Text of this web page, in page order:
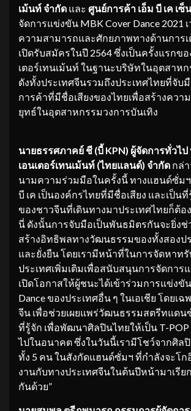
เม้นท์ จํากัด และ ศูนย์การค้า เอ็ม บี เค เซ็
จัดการแข่งขัน MBK Cover Dance 2021
ความสามารถและศักยภาพทางด้านการเ
เปิดรับสมัครในปี 2564 ซึ่งเป็นครั้งแรกข
เตอร์เทนเม้นท์ ในฐานะบริษัทในอุตสาห
ดังทั้งประเทศจีนรวมถึงประเทศไทยที่จับ
การค้าที่มีชื่อเสียงของไทยเพื่อสร้างควา
ยุทธ์ในอุตสาหกรรมวงการบันเทิง
นายธรรศภาคย์ ชี (บี้ KPN) ผู้จัดการทั่วไ
เอนเตอร์เทนเม้นท์ (ไทยแลนด์) จํากัด กล่า
นามความร่วมมือในครั้งนี้ ทางแฮนด์ซั่มฯ
บี เค เป็นองค์กรไทยที่มีชื่อเสียง และเป็น
ของชาวจีนที่เดินทางมาประเทศไทยก็ต้
นี่ ดังนั้นการจับมือเป็นพันธมิตรกันจะยิ่งช่
สร้างอิทธิพลทางวัฒนธรรมของทั้งสองป
และยั่งยืน โดยเรามีหน้าที่ในการจัดหาท
ประเทศเพิ่มเติมเพื่อสนับสนุนการจัดการ
เปิดโอกาสให้ผู้ชนะได้เข้าร่วมการแข่งขั
Dance ของประเทศอื่น ๆ ในเอเชีย โดยเฉ
จีน เพื่อช่วยเผยแพร่วัฒนธรรมสตรีทแดน
ที่รู้จัก เพื่อพัฒนาศิลปินไทยให้เป็น T-
ไปในอนาคต ซึ่งในวันนี้เรามีโชว์จากศิล
ทั้ง 5 คน ในสังกัดแฮนด์ซั่มฯ ที่กำลังจะโก
งานกับทางประเทศจีนในต้นปีหน้ามาเรีย
กันด้วย”